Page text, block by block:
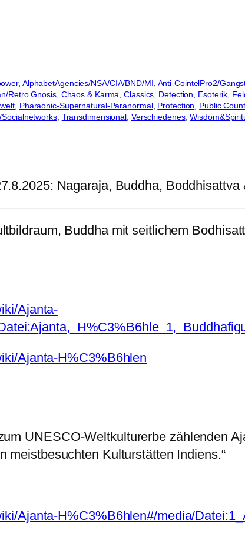
, AlphabetAgencies/NSA/CIA/BND/MI, Anti-CointelPro2/
Retro Gnosis, Chaos & Karma, Classics, Detection, Esoterik,
, Pharaonic-Supernatural-Paranormal, Protection, Public
, Transdimensional, Verschiedenes,
Nagaraja, Buddha,
Buddha mit seitlichem
Ajanta-
Ajanta-H%C3%B6hlen
UNESCO-Weltkulturerbe zählenden
meistbesuchten Kulturstätten Indiens.“
Ajanta-H%C3%B6hlen#/media/